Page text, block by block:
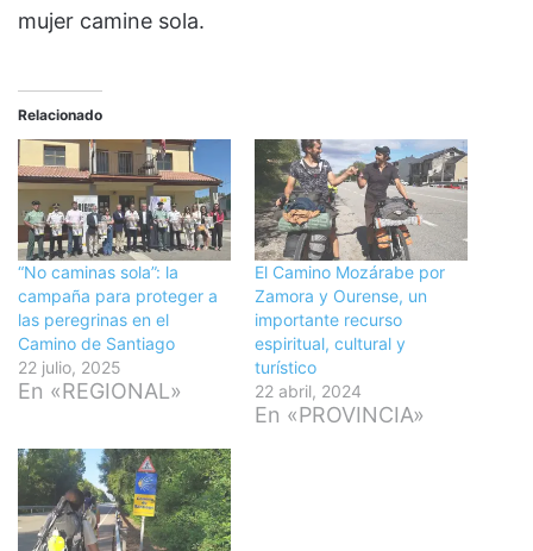
mujer camine sola.
Relacionado
“No caminas sola”: la
campaña para proteger a
las peregrinas en el
Camino de Santiago
22 julio, 2025
En «REGIONAL»
El Camino Mozárabe por
Zamora y Ourense, un
importante recurso
espiritual, cultural y
turístico
22 abril, 2024
En «PROVINCIA»